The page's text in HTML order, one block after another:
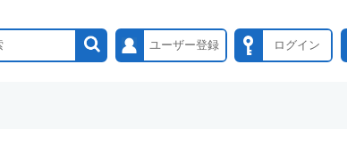
ユーザー登録 ログイン